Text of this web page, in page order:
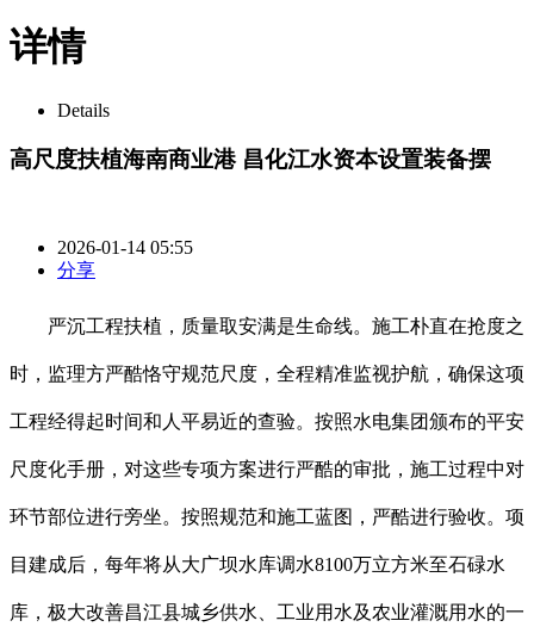
详情
Details
高尺度扶植海南商业港 昌化江水资本设置装备摆
2026-01-14 05:55
分享
严沉工程扶植，质量取安满是生命线。施工朴直在抢度之
时，监理方严酷恪守规范尺度，全程精准监视护航，确保这项
工程经得起时间和人平易近的查验。按照水电集团颁布的平安
尺度化手册，对这些专项方案进行严酷的审批，施工过程中对
环节部位进行旁坐。按照规范和施工蓝图，严酷进行验收。项
目建成后，每年将从大广坝水库调水8100万立方米至石碌水
库，极大改善昌江县城乡供水、工业用水及农业灌溉用水的一